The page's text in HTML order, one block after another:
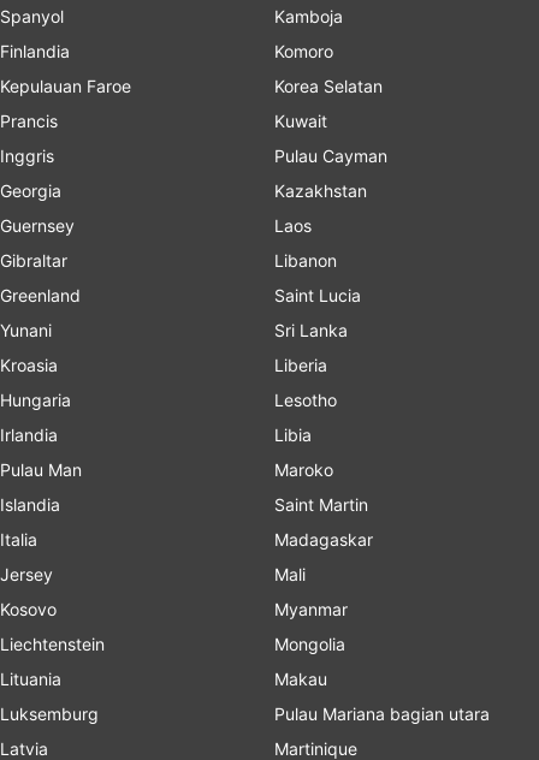
Spanyol
Finlandia
Kepulauan Faroe
Prancis
Inggris
Georgia
Guernsey
Gibraltar
Greenland
Yunani
Kroasia
Hungaria
Irlandia
Pulau Man
Islandia
Italia
Jersey
Kosovo
Liechtenstein
Lituania
Luksemburg
Latvia
Kamboja
Komoro
Korea Selatan
Kuwait
Pulau Cayman
Kazakhstan
Laos
Libanon
Saint Lucia
Sri Lanka
Liberia
Lesotho
Libia
Maroko
Saint Martin
Madagaskar
Mali
Myanmar
Mongolia
Makau
Pulau Mariana bagian utara
Martinique